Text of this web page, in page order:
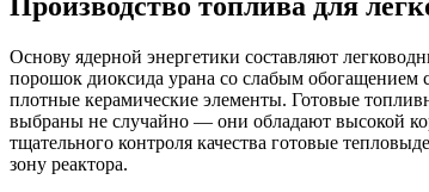
Основу ядерной энергетики составляют
порошок диоксида урана со слабым обогащением
плотные керамические элементы. Готовые
выбраны не случайно — они обладают высокой
тщательного контроля качества готовые
зону реактора.